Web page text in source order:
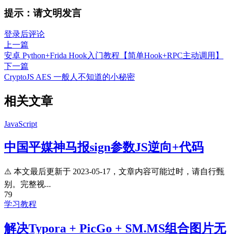
提示：请文明发言
登录后评论
上一篇
安卓 Python+Frida Hook入门教程【简单Hook+RPC主动调用】
下一篇
CryptoJS AES 一般人不知道的小秘密
相关文章
JavaScript
中国平媒神马报sign参数JS逆向+代码
⚠️ 本文最后更新于 2023-05-17，文章内容可能过时，请自行甄
别。完整视...
79
学习教程
解决Typora + PicGo + SM.MS组合图片无